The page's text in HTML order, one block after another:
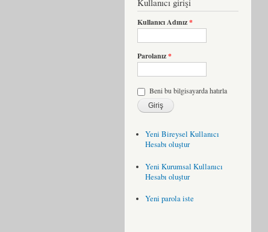
Kullanıcı Adınız*
Parolanız*
Beni bu bilgisayarda hatırla
Yeni Bireysel Kullanıcı
Hesabı oluştur
Yeni Kurumsal Kullanıcı
Hesabı oluştur
Yeni parola iste